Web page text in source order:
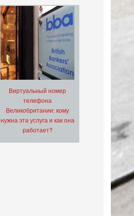
Виртуальный номер
телефона
Великобритании: кому
нужна эта услуга и как она
работает?